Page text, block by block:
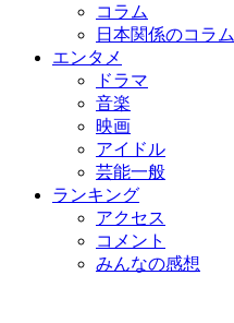
コラム
日本関係のコラム
エンタメ
ドラマ
音楽
映画
アイドル
芸能一般
ランキング
アクセス
コメント
みんなの感想